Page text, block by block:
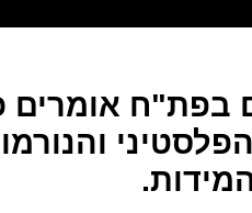
בפת"ח